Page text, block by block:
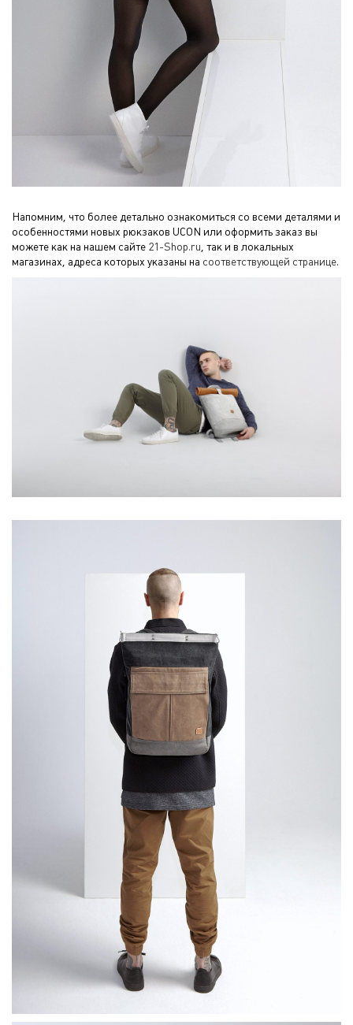
Напомним, что более детально ознакомиться со всеми деталями и
особенностями новых рюкзаков UCON или оформить заказ вы
можете как на нашем сайте 21-Shop.ru, так и в локальных
магазинах, адреса которых указаны на соответствующей странице.